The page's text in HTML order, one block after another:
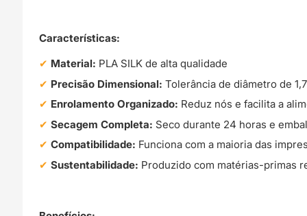
Características:
Material: PLA SILK de alta qualidade
Precisão Dimensional: Tolerância de diâmetro de
Enrolamento Organizado: Reduz nós e facilita a
Secagem Completa: Seco durante 24 horas e
Compatibilidade: Funciona com a maioria das
Sustentabilidade: Produzido com matérias-primas